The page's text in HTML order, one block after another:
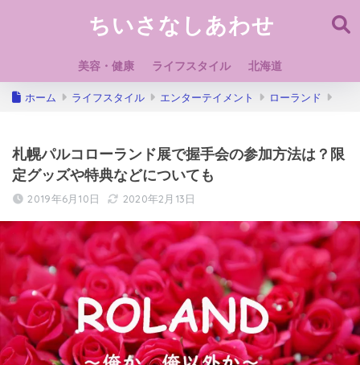
ちいさなしあわせ
美容・健康 ライフスタイル 北海道
ホーム ライフスタイル エンターテイメント ローランド
札幌パルコローランド展で握手会の参加方法は？限
定グッズや特典などについても
2019年6月10日 2020年2月13日